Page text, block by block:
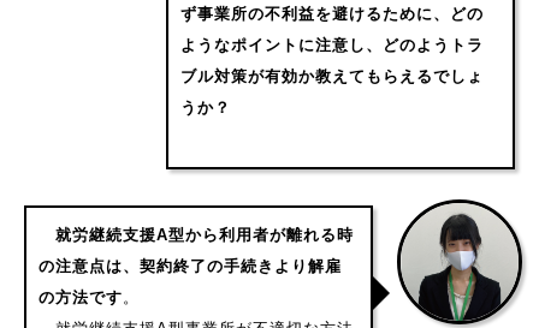
ず事業所の不利益を避けるために、どの
ようなポイントに注意し、どのようトラ
ブル対策が有効か教えてもらえるでしょ
うか？
就労継続支援A型から利用者が離れる時
の注意点は、契約終了の手続きより解雇
の方法です。